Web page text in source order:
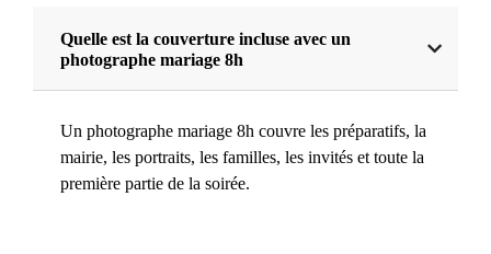
Quelle est la couverture incluse avec un
photographe mariage 8h
Un photographe mariage 8h couvre les préparatifs, la
mairie, les portraits, les familles, les invités et toute la
première partie de la soirée.